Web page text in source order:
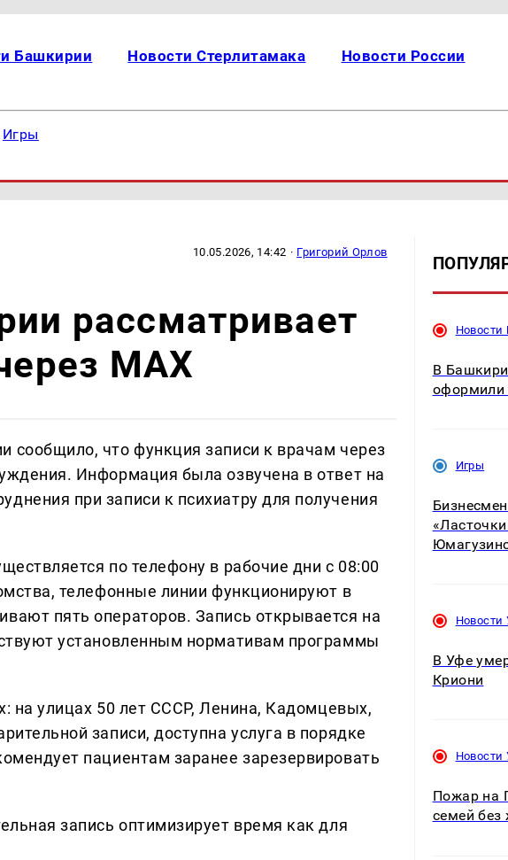
Башкирии Новости Стерлитамака Новости России
Игры
10.05.2026, 14:42 · Григорий Орлов
рассматривает
МАХ
сообщило, что функция записи к врачам через
Информация была озвучена в ответ на
при записи к психиатру для получения
по телефону в рабочие дни с 08:00
телефонные линии функционируют в
пять операторов. Запись открывается на
установленным нормативам программы
на улицах 50 лет СССР, Ленина, Кадомцевых,
записи, доступна услуга в порядке
пациентам заранее зарезервировать
запись оптимизирует время как для
В
оформили
Игры
Новости
В Уфе
Криони
Новости
Пожар на
семей без